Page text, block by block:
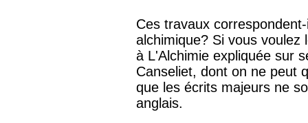
Ces travaux
alchimique? Si vous
à L'Alchimie expliquée sur
Canseliet, dont on ne peut
que les écrits majeurs ne
anglais.